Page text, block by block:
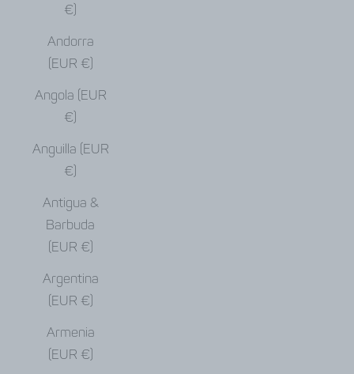
€)
Andorra
(EUR €)
Angola (EUR
€)
Anguilla (EUR
€)
Antigua &
Barbuda
(EUR €)
Argentina
(EUR €)
Armenia
(EUR €)